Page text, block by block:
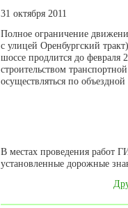
31 октября 2011
Полное ограничение
с улицей Оренбургский
шоссе продлится до февраля
строительством
осуществляться по объездной
В местах проведения работ
установленные дорожные